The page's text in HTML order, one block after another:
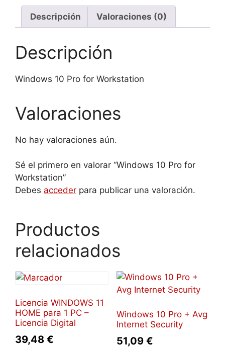
Descripción Valoraciones (0)
Descripción
Windows 10 Pro for Workstation
Valoraciones
No hay valoraciones aún.
Sé el primero en valorar “Windows 10 Pro for
Workstation”
Debes acceder para publicar una valoración.
Productos
relacionados
Licencia WINDOWS 11
HOME para 1 PC –
Licencia Digital
39,48 €
Windows 10 Pro + Avg
Internet Security
51,09 €